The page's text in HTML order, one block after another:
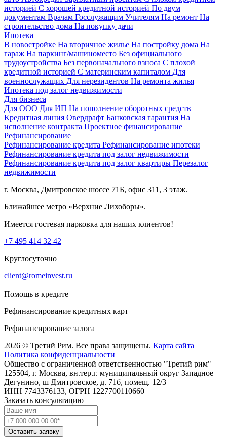
историей С хорошей кредитной историей По двум
документам Врачам Госслужащим Учителям На ремонт На
строительство дома На покупку дачи
Ипотека
В новостройке На вторичное жилье На постройку дома На
гараж На паркинг/машиноместо Без официального
трудоустройства Без первоначального взноса С плохой
кредитной историей С материнским капиталом Для
военнослужащих Для нерезидентов На ремонта жилья
Ипотека под залог недвижимости
Для бизнеса
Для ООО Для ИП На пополнение оборотных средств
Кредитная линия Овердрафт Банковская гарантия На
исполнение контракта Проектное финансирование
Рефинансирование
Рефинансирование кредита Рефинансирование ипотеки
Рефинансирование кредита под залог недвижимости
Рефинансирование кредита под залог квартиры Перезалог
недвижимости
г. Москва, Дмитровское шоссе 71Б, офис 311, 3 этаж.
Ближайшее метро «Верхние Лихоборы».
Имеется гостевая парковка для наших клиентов!
+7 495 414 32 42
Круглосуточно
client@romeinvest.ru
Помощь в кредите
Рефинансирование кредитных карт
Рефинансирование залога
2026 © Третий Рим. Все права защищены. Карта сайта
Политика конфиденциальности
Общество с ограниченной ответственностью "Третий рим" |
125504, г. Москва, вн.тер.г. муниципальный округ Западное
Дегунино, ш Дмитровское, д. 71б, помещ. 12/3
ИНН 7743376133, ОГРН 1227700110660
Заказать консультацию
Оставить заявку